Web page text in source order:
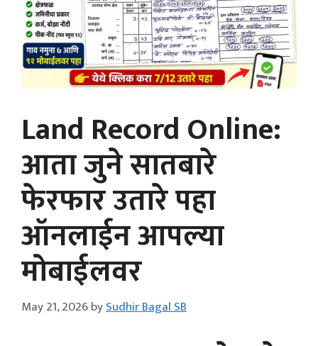
Land Record Online:
आता जुने सातबारे
फेरफार उतारे पहा
ऑनलाईन आपल्या
मोबाईलवर
May 21, 2026bySudhir Bagal SB